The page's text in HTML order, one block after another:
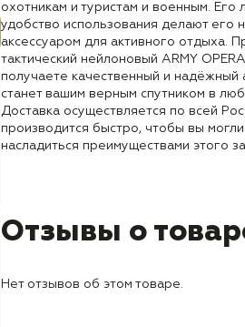
охотникам и туристам и военным. Его
удобство использования делают его
аксессуаром для активного отдыха.
тактический нейлоновый ARMY
получаете качественный и надёжный
станет вашим верным спутником в
Доставка осуществляется по всей
производится быстро, чтобы вы
насладиться преимуществами этого
Отзывы о
Нет отзывов об этом товаре.